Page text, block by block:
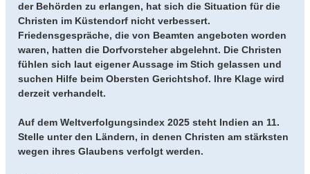
der Behörden zu erlangen, hat sich die Situation für die
Christen im Küstendorf nicht verbessert.
Friedensgespräche, die von Beamten angeboten worden
waren, hatten die Dorfvorsteher abgelehnt. Die Christen
fühlen sich laut eigener Aussage im Stich gelassen und
suchen Hilfe beim Obersten Gerichtshof. Ihre Klage wird
derzeit verhandelt.
Auf dem Weltverfolgungsindex 2025 steht Indien an 11.
Stelle unter den Ländern, in denen Christen am stärksten
wegen ihres Glaubens verfolgt werden.